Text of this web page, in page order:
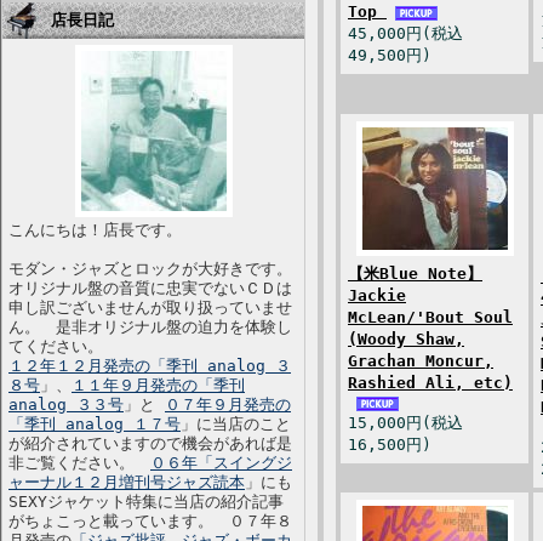
店長日記
こんにちは！店長です。
モダン・ジャズとロックが大好きです。
オリジナル盤の音質に忠実でないＣＤは
申し訳ございませんが取り扱っていませ
ん。 是非オリジナル盤の迫力を体験し
てください。
１２年１２月発売の「季刊 analog ３
８号 」、
１１年９月発売の「季刊
analog ３３号 」と
０７年９月発売の
「季刊 analog １７号 」に当店のこと
が紹介されていますので機会があれば是
非ご覧ください。
０６年「スイングジ
ャーナル１２月増刊号ジャズ読本 」にも
SEXYジャケット特集に当店の紹介記事
がちょこっと載っています。 ０７年８
Top
45,000円(税込
49,500円)
【米Blue Note】
Jackie
McLean/'Bout Soul
(Woody Shaw,
Grachan Moncur,
Rashied Ali, etc)
15,000円(税込
16,500円)